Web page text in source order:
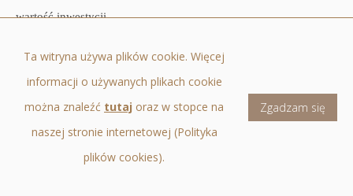
wartość inwestycji.
Towarzystwo prowadzi działalność inwestycyjną oraz podejmuje
decyzje inwestycyjne zgodnie z profilem inwestycyjnym
zarządzanych funduszy inwestycyjnych. W działaniach tych
Towarzystwo kieruje się przede wszystkim interesem
uczestników funduszy oraz założeniami celów polityki
Ta witryna używa plików cookie. Więcej
informacji o używanych plikach cookie
można znaleźć tutaj oraz w stopce na
naszej stronie internetowej (Polityka
plików cookies).
Zgadzam się